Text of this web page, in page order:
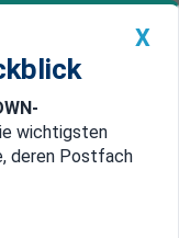
Premium
China
X
wichtigsten
deren Postfach